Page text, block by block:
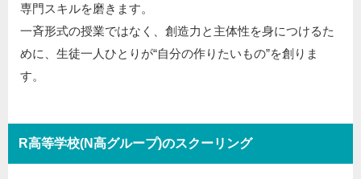
専門スキルを磨きます。
一斉形式の授業ではなく、創造力と主体性を身につけるた
めに、生徒一人ひとりが“自分の作りたいもの”を創りま
す。
R高等学校(N高グループ)のスクーリング